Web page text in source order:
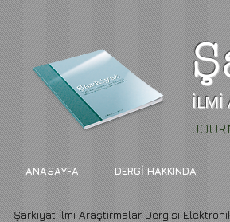
İLMİ
ANASAYFA DERGİ HAKKINDA
Şarkiyat İlmi Araştırmalar Dergisi